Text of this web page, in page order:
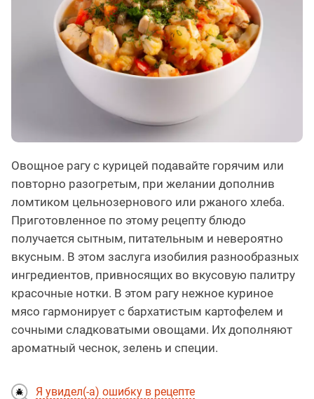
Овощное рагу с курицей подавайте горячим или
повторно разогретым, при желании дополнив
ломтиком цельнозернового или ржаного хлеба.
Приготовленное по этому рецепту блюдо
получается сытным, питательным и невероятно
вкусным. В этом заслуга изобилия разнообразных
ингредиентов, привносящих во вкусовую палитру
красочные нотки. В этом рагу нежное куриное
мясо гармонирует с бархатистым картофелем и
сочными сладковатыми овощами. Их дополняют
ароматный чеснок, зелень и специи.
Я увидел(-а) ошибку в рецепте